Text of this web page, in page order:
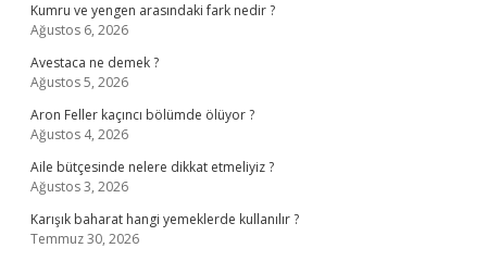
Kumru ve yengen arasındaki fark nedir ?
Ağustos 6, 2026
Avestaca ne demek ?
Ağustos 5, 2026
Aron Feller kaçıncı bölümde ölüyor ?
Ağustos 4, 2026
Aile bütçesinde nelere dikkat etmeliyiz ?
Ağustos 3, 2026
Karışık baharat hangi yemeklerde kullanılır ?
Temmuz 30, 2026